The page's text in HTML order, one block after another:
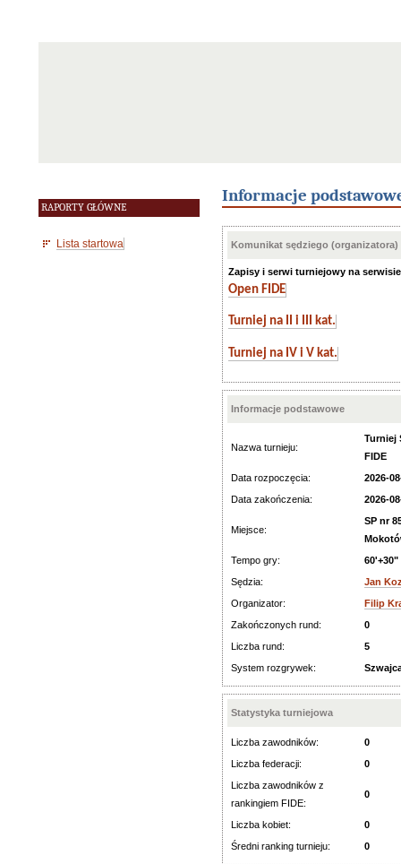
RAPORTY GŁÓWNE
Lista startowa
Informacje
Komunikat sędziego (organizatora)
Zapisy i serwi turniejowy na
Open FIDE
Turniej na II i III kat.
Turniej na IV i V kat.
Informacje podstawowe
Nazwa turnieju:
Turniej
FIDE
Data rozpoczęcia:
2026-
Data zakończenia:
2026-
Miejsce:
SP nr
Tempo gry:
60'+30"
Sędzia:
Jan
Organizator:
Filip
Zakończonych rund:
0
Liczba rund:
5
System rozgrywek:
Statystyka turniejowa
Liczba zawodników:
0
Liczba federacji:
0
Liczba zawodników z
rankingiem FIDE:
0
Liczba kobiet:
0
Średni ranking turnieju:
0